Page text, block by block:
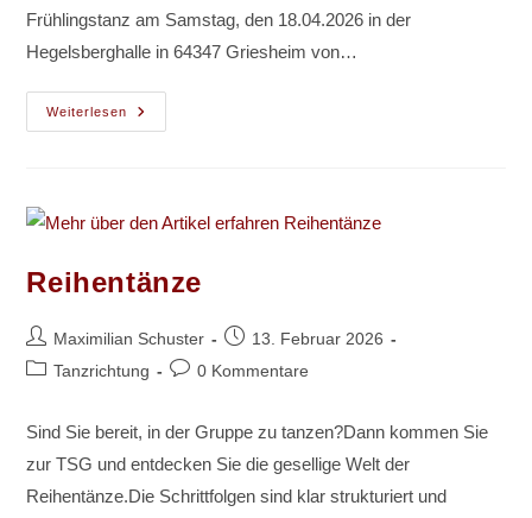
Frühlingstanz am Samstag, den 18.04.2026 in der
Hegelsberghalle in 64347 Griesheim von…
Weiterlesen
Frühlingstanz
In
Reihentänze
Beitrags-
Autor:
Maximilian Schuster
Beitrag13. Februar 2026
Beitrags-
Tanzrichtung
Beitrags-
0 Kommentare
Sind Sie bereit, in der Gruppe zu tanzen?Dann kommen Sie
zur TSG und entdecken Sie die gesellige Welt der
Reihentänze.Die Schrittfolgen sind klar strukturiert und